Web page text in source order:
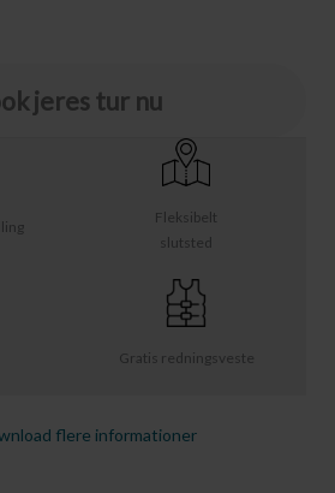
Gratis redningsveste
Fleksibelt
slutsted
flere informationer
jeres tur nu